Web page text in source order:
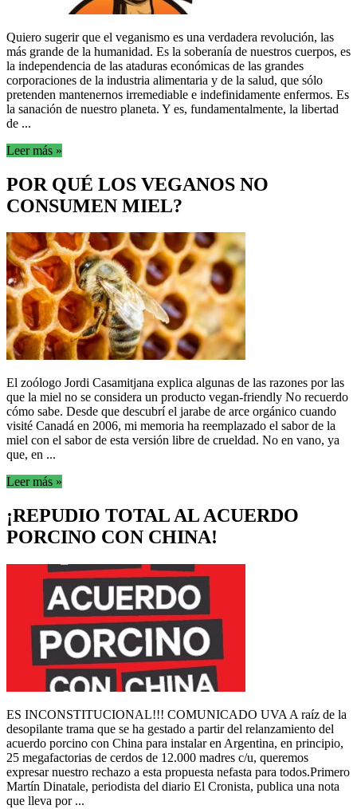
Quiero sugerir que el veganismo es una verdadera revolución, las
más grande de la humanidad. Es la soberanía de nuestros cuerpos, es
la independencia de las ataduras económicas de las grandes
corporaciones de la industria alimentaria y de la salud, que sólo
pretenden mantenernos irremediable e indefinidamente enfermos. Es
la sanación de nuestro planeta. Y es, fundamentalmente, la libertad
de ...
Leer más »
POR QUÉ LOS VEGANOS NO
CONSUMEN MIEL?
El zoólogo Jordi Casamitjana explica algunas de las razones por las
que la miel no se considera un producto vegan-friendly No recuerdo
cómo sabe. Desde que descubrí el jarabe de arce orgánico cuando
visité Canadá en 2006, mi memoria ha reemplazado el sabor de la
miel con el sabor de esta versión libre de crueldad. No en vano, ya
que, en ...
Leer más »
¡REPUDIO TOTAL AL ACUERDO
PORCINO CON CHINA!
ES INCONSTITUCIONAL!!! COMUNICADO UVA A raíz de la
desopilante trama que se ha gestado a partir del relanzamiento del
acuerdo porcino con China para instalar en Argentina, en principio,
25 megafactorias de cerdos de 12.000 madres c/u, queremos
expresar nuestro rechazo a esta propuesta nefasta para todos.Primero
Martín Dinatale, periodista del diario El Cronista, publica una nota
que lleva por ...